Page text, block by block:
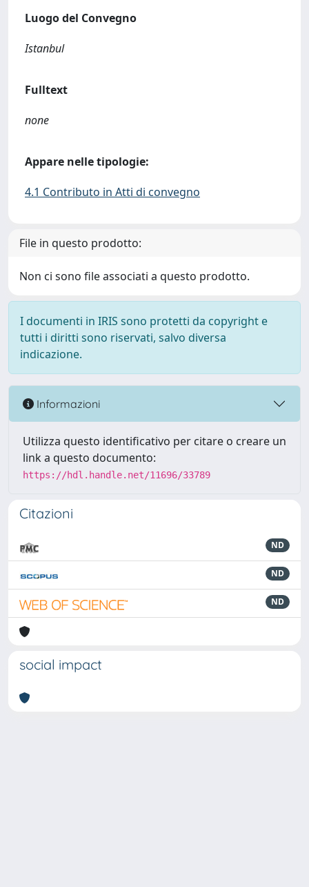
Luogo del Convegno
Istanbul
Fulltext
none
Appare nelle tipologie:
4.1 Contributo in Atti di convegno
File in questo prodotto:
Non ci sono file associati a questo prodotto.
I documenti in IRIS sono protetti da copyright e
tutti i diritti sono riservati, salvo diversa
indicazione.
Informazioni
Utilizza questo identificativo per citare o creare un
link a questo documento:
https://hdl.handle.net/11696/33789
Citazioni
ND
ND
ND
social impact